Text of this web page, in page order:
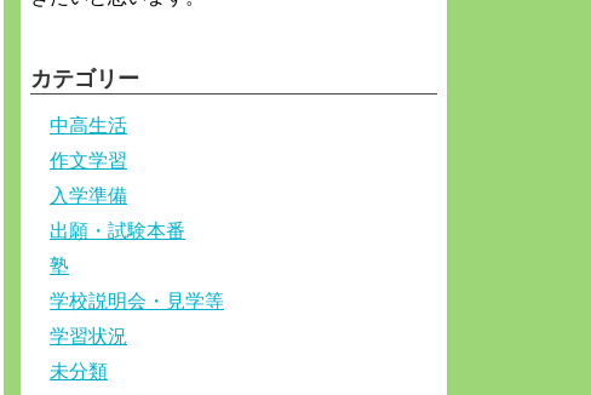
カテゴリー
中高生活
作文学習
入学準備
出願・試験本番
塾
学校説明会・見学等
学習状況
未分類